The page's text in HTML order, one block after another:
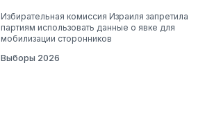
Избирательная комиссия Израиля запретила
партиям использовать данные о явке для
мобилизации сторонников
Выборы 2026